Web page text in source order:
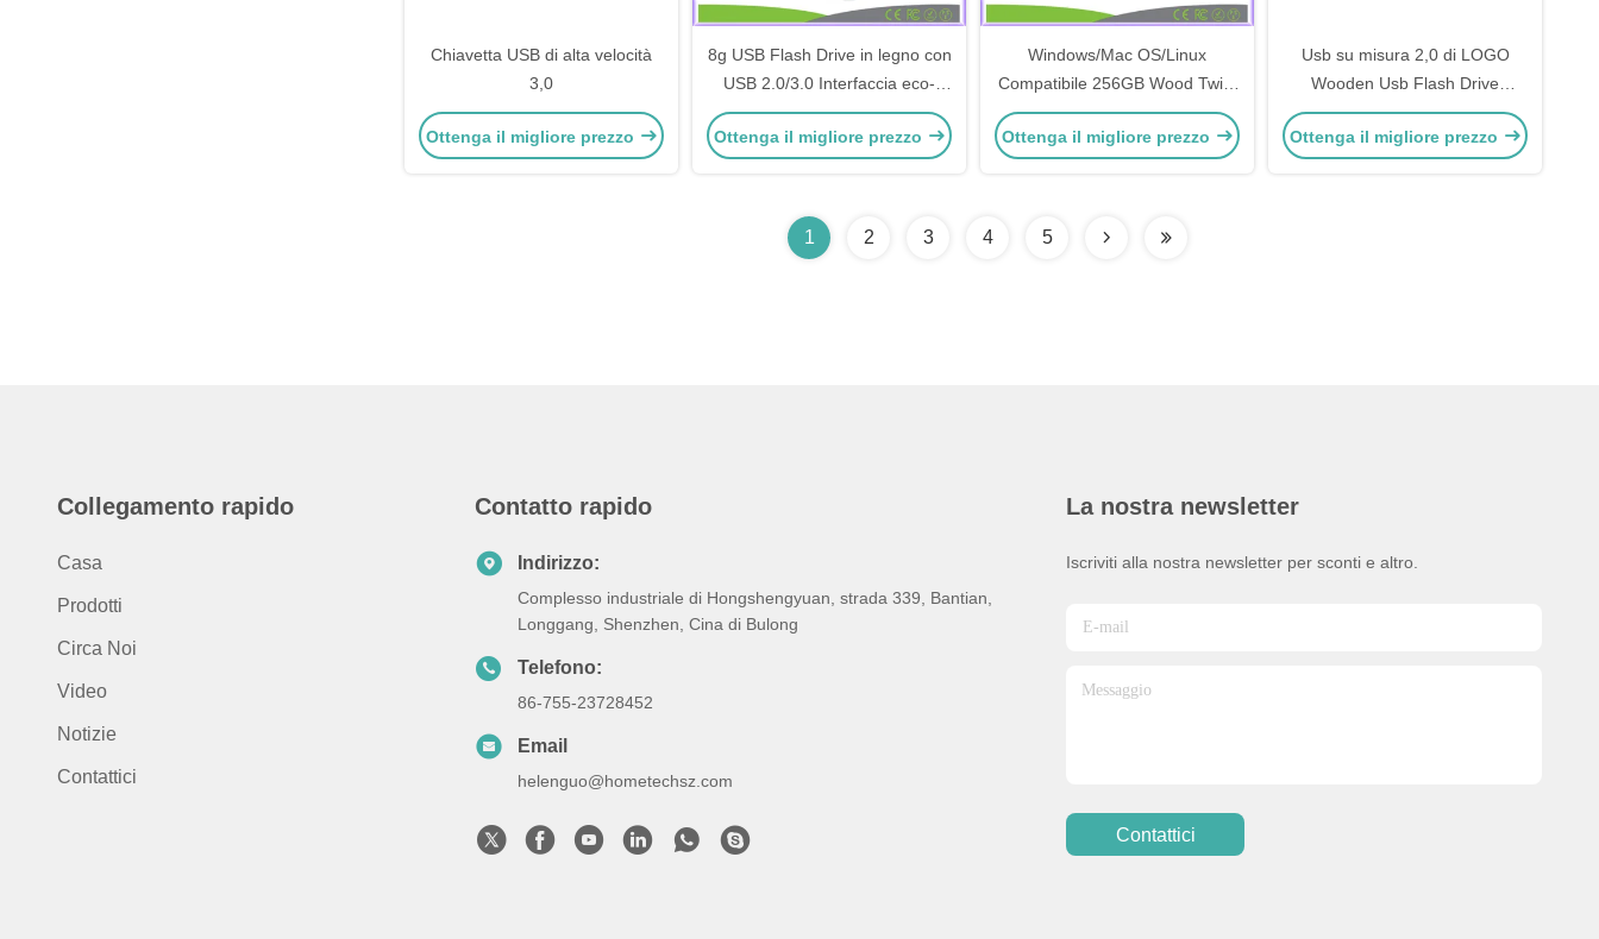
Chiavetta USB di alta velocità
3,0
Ottenga il migliore prezzo
8g USB Flash Drive in legno con
USB 2.0/3.0 Interfaccia eco-
compatibile
Ottenga il migliore prezzo
Windows/Mac OS/Linux
Compatibile 256GB Wood Twist
USB Flash Drive con design in
legno classico
Ottenga il migliore prezzo
Usb su misura 2,0 di LOGO
Wooden Usb Flash Drive
90MB/S 8gb 16gb
Ottenga il migliore prezzo
1 2 3 4 5
Collegamento rapido
Casa
Prodotti
Circa Noi
Video
Notizie
Contattici
Contatto rapido
Indirizzo:
Complesso industriale di Hongshengyuan, strada 339, Bantian,
Longgang, Shenzhen, Cina di Bulong
Telefono:
86-755-23728452
Email
helenguo@hometechsz.com
La nostra newsletter
Iscriviti alla nostra newsletter per sconti e altro.
Contattici